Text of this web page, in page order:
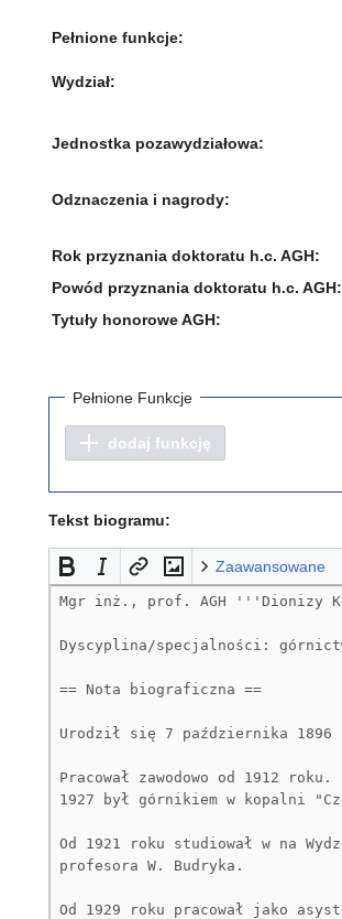
Pełnione funkcje:
Wydział:
Jednostka pozawydziałowa:
Odznaczenia i nagrody:
Rok przyznania doktoratu h.c. AGH:
Powód przyznania doktoratu h.c. AGH:
Tytuły honorowe AGH:
Pełnione Funkcje
dodaj funkcję
Tekst biogramu:
Zaawansowane